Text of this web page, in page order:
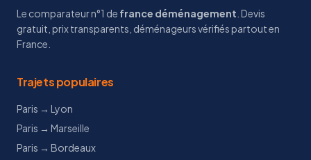
Le comparateur n°1 de france déménagement . Devis
gratuit, prix transparents, déménageurs vérifiés partout en
France.
Trajets populaires
Paris → Lyon
Paris → Marseille
Paris → Bordeaux